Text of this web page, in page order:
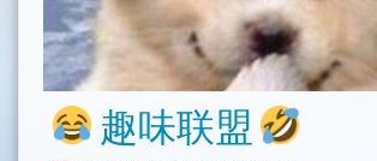
趣味联盟